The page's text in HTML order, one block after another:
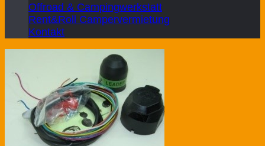
Offroad & Campingwerkstatt
Rent&Roll Campervermietung
Kontakt